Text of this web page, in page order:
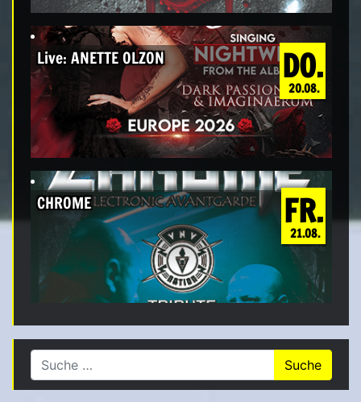
DO.
20.08.
Live: ANETTE OLZON
FR.
21.08.
CHROME
Suche nach: